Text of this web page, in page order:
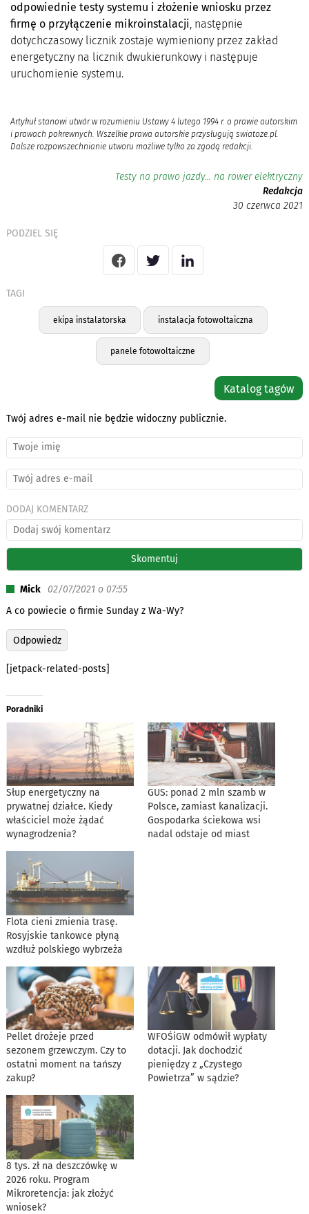
odpowiednie testy systemu i złożenie wniosku przez
firmę o przyłączenie mikroinstalacji, następnie
dotychczasowy licznik zostaje wymieniony przez zakład
energetyczny na licznik dwukierunkowy i następuje
uruchomienie systemu.
Artykuł stanowi utwór w rozumieniu Ustawy 4 lutego 1994 r. o prawie autorskim
i prawach pokrewnych. Wszelkie prawa autorskie przysługują swiatoze.pl.
Dalsze rozpowszechnianie utworu możliwe tylko za zgodą redakcji.
Testy na prawo jazdy… na rower elektryczny
Redakcja
30 czerwca 2021
PODZIEL SIĘ
TAGI
ekipa instalatorska instalacja fotowoltaiczna
panele fotowoltaiczne
Katalog tagów
Twój adres e-mail nie będzie widoczny publicznie.
DODAJ KOMENTARZ
Mick 02/07/2021 o 07:55
A co powiecie o firmie Sunday z Wa-Wy?
Odpowiedz
[jetpack-related-posts]
Poradniki
Słup energetyczny na
prywatnej działce. Kiedy
właściciel może żądać
wynagrodzenia?
GUS: ponad 2 mln szamb w
Polsce, zamiast kanalizacji.
Gospodarka ściekowa wsi
nadal odstaje od miast
Flota cieni zmienia trasę.
Rosyjskie tankowce płyną
wzdłuż polskiego wybrzeża
Pellet drożeje przed
sezonem grzewczym. Czy to
ostatni moment na tańszy
zakup?
WFOŚiGW odmówił wypłaty
dotacji. Jak dochodzić
pieniędzy z „Czystego
Powietrza” w sądzie?
8 tys. zł na deszczówkę w
2026 roku. Program
Mikroretencja: jak złożyć
wniosek?